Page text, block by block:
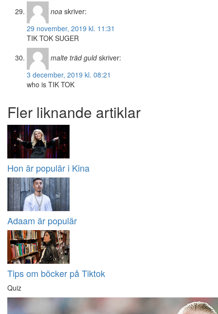
noa skriver:
29 november, 2019 kl. 11:31
TIK TOK SUGER
malte träd guld skriver:
3 december, 2019 kl. 08:21
who is TIK TOK
Fler liknande artiklar
Hon är populär i Kina
Adaam är populär
Tips om böcker på Tiktok
Quiz